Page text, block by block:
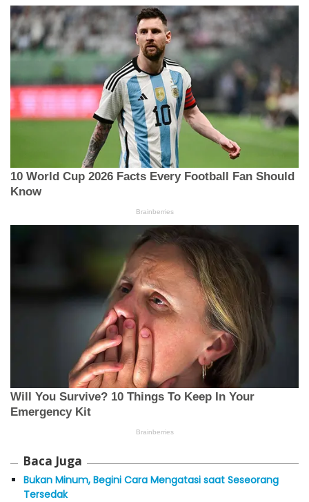
Baca Juga
Bukan Minum, Begini Cara Mengatasi saat Seseorang
Tersedak